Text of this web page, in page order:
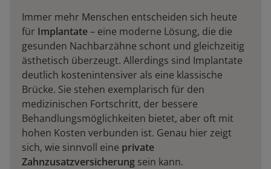
Immer mehr Menschen entscheiden sich heute
für Implantate– eine moderne Lösung, die die
gesunden Nachbarzähne schont und gleichzeitig
ästhetisch überzeugt. Allerdings sind Implantate
deutlich kostenintensiver als eine klassische
Brücke. Sie stehen exemplarisch für den
medizinischen Fortschritt, der bessere
Behandlungsmöglichkeiten bietet, aber oft mit
hohen Kosten verbunden ist. Genau hier zeigt
sich, wie sinnvoll eine private
Zahnzusatzversicherung sein kann.